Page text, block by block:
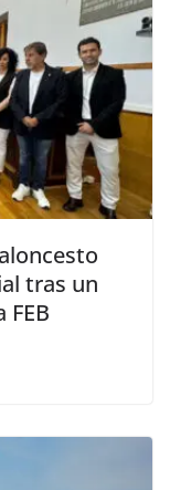
tras un